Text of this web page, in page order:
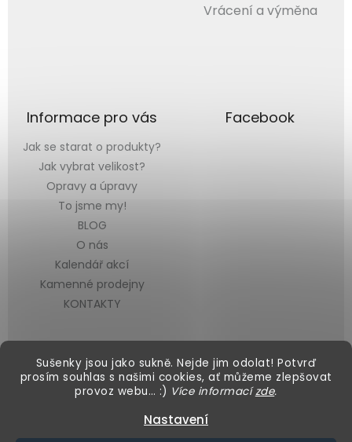
Sušenky jsou jako sukně. Nejde jim odolat! Potvrď
prosím souhlas s našimi cookies, ať můžeme zlepšovat
provoz webu… :) Více informacízde.
Nastavení
Vrácení a výměna
Informace pro vás
Jak se starat o produkty?
Jak vybrat velikost?
Opravy a úpravy
To jsme my!
BLOG
O nás
Kalendář akcí
Kamenné prodejny
KONTAKTY
Facebook
Vytvořil Shoptet &